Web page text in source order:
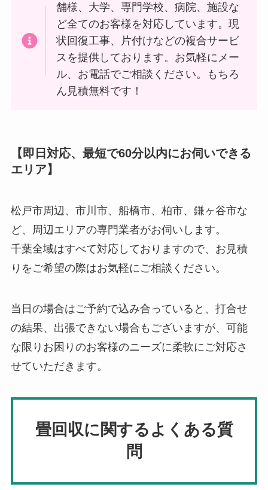
舗様、大学、専門学校、病院、施設な
ど全てのお客様を対応しています。現
状回復工事、片付けなどの複合サービ
スを提供しております。お気軽にメー
ル、お電話でご相談ください。もちろ
ん見積無料です！
【即日対応、最短で60分以内にお伺いできる
エリア】
松戸市周辺、市川市、船橋市、柏市、鎌ヶ谷市な
ど、周辺エリアの専門業者がお伺いします。
千葉全域はすべて対応しておりますので、お見積
りをご希望の際はお気軽にご相談ください。
当日の場合はご予約で込み合っていると、打合せ
の結果、出張できない場合もございますが、可能
な限りお困りのお客様のニーズに柔軟にご対応さ
せていただきます。
畳回収に関するよくある質
問